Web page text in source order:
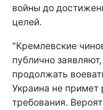
войны до
целей.
"Кремлевские
публично
продолжать
Украина не примет
требования.